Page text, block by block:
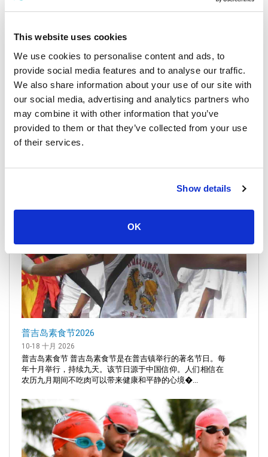
This website uses cookies
We use cookies to personalise content and ads, to
provide social media features and to analyse our traffic.
We also share information about your use of our site with
our social media, advertising and analytics partners who
may combine it with other information that you’ve
provided to them or that they’ve collected from your use
of their services.
Show details
OK
19 八月 2026 - 6 九月 2026
普吉盂兰节（饿鬼节） 盂兰节，又称“饿鬼节”，是华人重要
的功德节日。人们在祭坛上向祖先供奉特别的食物、鲜花和
蜡烛。同时，也会供奉那些“无亲无故的孤魂”，据说这些灵魂
普吉岛素食节2026
10-18 十月 2026
普吉岛素食节 普吉岛素食节是在普吉镇举行的著名节日。每
年十月举行，持续九天。该节日源于中国信仰。人们相信在
农历九月期间不吃肉可以带来健康和平静的心境�...